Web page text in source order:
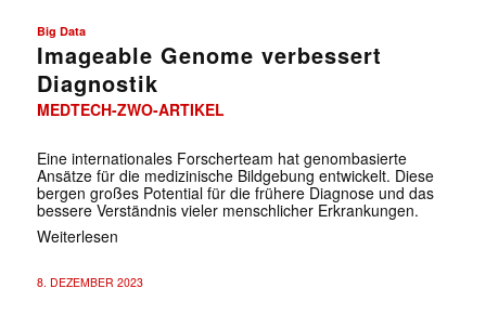
Big Data
Imageable Genome verbessert
Diagnostik
MEDTECH-ZWO-ARTIKEL
Eine internationales Forscherteam hat genombasierte
Ansätze für die medizinische Bildgebung entwickelt. Diese
bergen großes Potential für die frühere Diagnose und das
bessere Verständnis vieler menschlicher Erkrankungen.
Weiterlesen
8. DEZEMBER 2023